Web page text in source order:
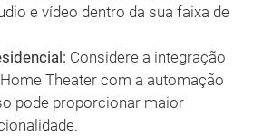
e vídeo dentro da sua faixa de
Considere a integração
Theater com a automação
pode proporcionar maior